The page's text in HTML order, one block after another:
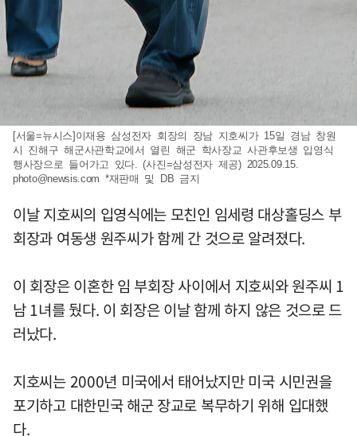
[서울=뉴시스]이재용 삼성전자 회장의 장남 지호씨가 15일 경남 창원
시 진해구 해군사관학교에서 열린 해군 학사장교 사관후보생 입영식
행사장으로 들어가고 있다. (사진=삼성전자 제공) 2025.09.15.
photo@newsis.com *재판매 및 DB 금지
이날 지호씨의 입영식에는 모친인 임세령 대상홀딩스 부
회장과 여동생 원주씨가 함께 간 것으로 알려졌다.
이 회장은 이혼한 임 부회장 사이에서 지호씨와 원주씨 1
남 1녀를 뒀다. 이 회장은 이날 함께 하지 않은 것으로 드
러났다.
지호씨는 2000년 미국에서 태어났지만 미국 시민권을
포기하고 대한민국 해군 장교로 복무하기 위해 입대했
다.